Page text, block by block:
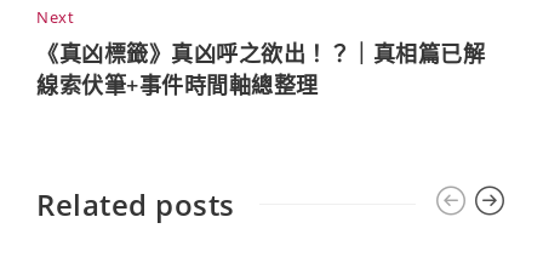
Next
《真凶標籤》真凶呼之欲出！？｜真相篇已解
線索伏筆+事件時間軸總整理
Related posts